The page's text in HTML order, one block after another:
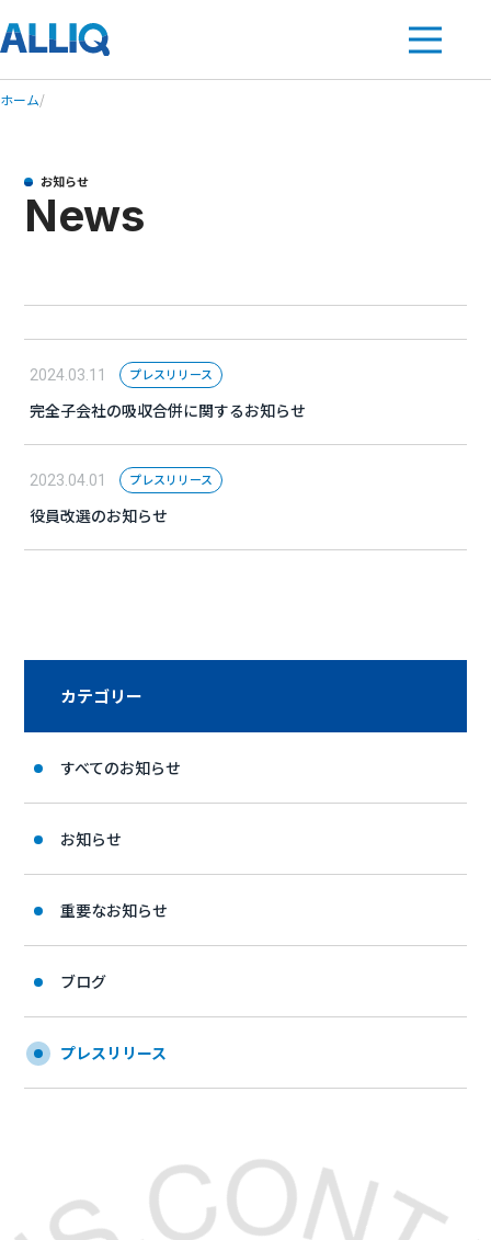
ホーム/
お知らせ
News
2024.03.11 プレスリリース
完全子会社の吸収合併に関するお知らせ
2023.04.01 プレスリリース
役員改選のお知らせ
カテゴリー
すべてのお知らせ
お知らせ
重要なお知らせ
ブログ
プレスリリース